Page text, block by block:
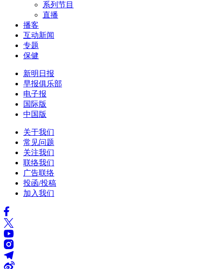
系列节目
直播
播客
互动新闻
专题
保健
新明日报
早报俱乐部
电子报
国际版
中国版
关于我们
常见问题
关注我们
联络我们
广告联络
投函/投稿
加入我们